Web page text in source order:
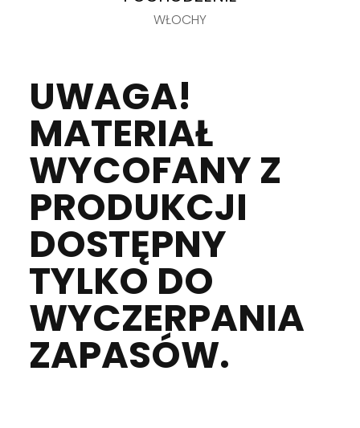
WŁOCHY
UWAGA!
MATERIAŁ
WYCOFANY Z
PRODUKCJI
DOSTĘPNY
TYLKO DO
WYCZERPANIA
ZAPASÓW.